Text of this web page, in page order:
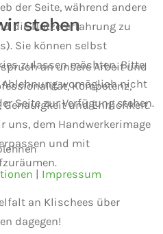
stehen
an unsere Arbeit und
Kompetenz,
Genauigkeit und Ehrlichkeit.
uns, dem Handwerkerimage
und mit
an Klischees über
dagegen!
der Seite, während andere
die Nutzererfahrung zu
Sie können selbst
zulassen möchten. Bitte
Ablehnung womöglich nicht
Seite zur Verfügung stehen.
| Impressum